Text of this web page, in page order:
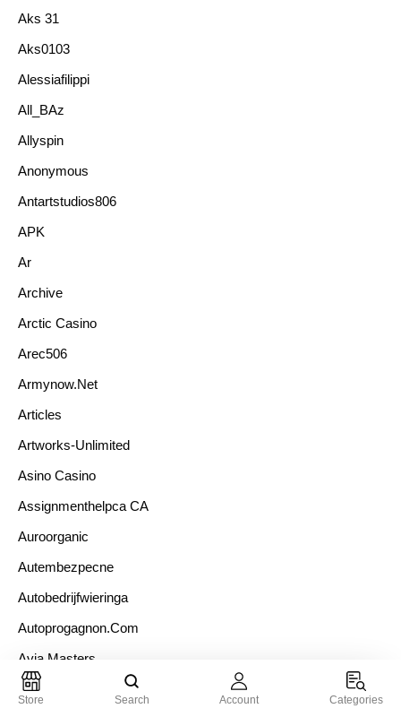
Aks 31
Aks0103
Alessiafilippi
All_BAz
Allyspin
Anonymous
Antartstudios806
APK
Ar
Archive
Arctic Casino
Arec506
Armynow.net
Articles
Artworks-Unlimited
Asino Casino
Assignmenthelpca CA
Auroorganic
Autembezpecne
Autobedrijfwieringa
Autoprogagnon.com
Avia Masters
Avia Masters Casino
Store Search Account Categories